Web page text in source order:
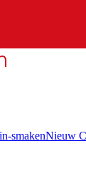
smakenNieuw